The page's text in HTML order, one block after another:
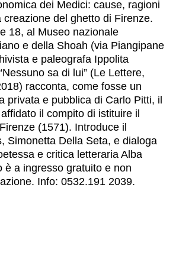
dei Medici: cause, ragioni
creazione del ghetto di Firenze.
18, al Museo nazionale
e della Shoah (via Piangipane
e paleografa Ippolita
sa di lui” (Le Lettere,
racconta, come fosse un
privata e pubblica di Carlo Pitti, il
il compito di istituire il
(1571). Introduce il
Simonetta Della Seta, e dialoga
e critica letteraria Alba
è a ingresso gratuito e non
Info: 0532.191 2039.